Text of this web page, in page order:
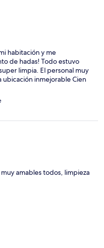
habitación y me
de hadas! Todo estuvo
limpia. El personal muy
ubicación inmejorable Cien
amables todos, limpieza